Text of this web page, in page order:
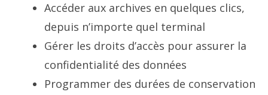
Accéder aux archives en quelques clics,
depuis n’importe quel terminal
Gérer les droits d’accès pour assurer la
confidentialité des données
Programmer des durées de conservation